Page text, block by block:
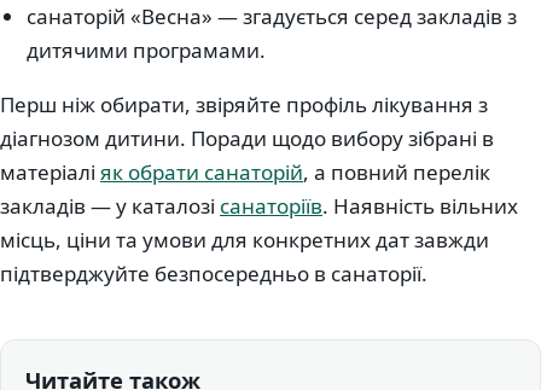
санаторій «Весна» — згадується серед закладів з
дитячими програмами.
Перш ніж обирати, звіряйте профіль лікування з
діагнозом дитини. Поради щодо вибору зібрані в
матеріалі як обрати санаторій, а повний перелік
закладів — у каталозі санаторіїв. Наявність вільних
місць, ціни та умови для конкретних дат завжди
підтверджуйте безпосередньо в санаторії.
Читайте також